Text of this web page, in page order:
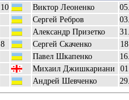
10 Виктор Леоненко
Сергей Ребров
Александр Призетко
8
Сергей Скаченко
Павел Шкапенко
Михаил Джишкариани
Андрей Шевченко